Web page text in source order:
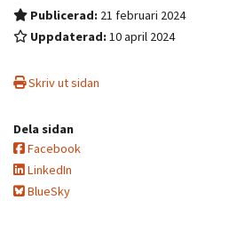
Publicerad: 21 februari 2024
Uppdaterad: 10 april 2024
Skriv ut sidan
Dela sidan
Facebook
LinkedIn
BlueSky